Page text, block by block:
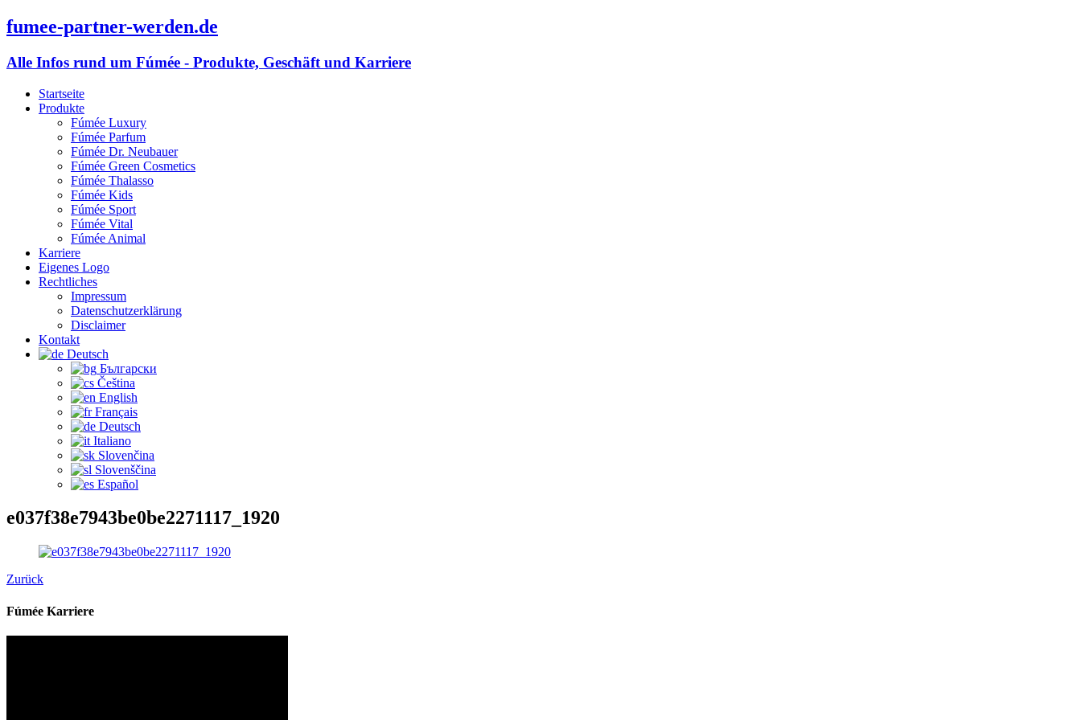
fumee-partner-werden.de
Alle Infos rund um Fúmée - Produkte, Geschäft und Karriere
Startseite
Produkte
Fúmée Luxury
Fúmée Parfum
Fúmée Dr. Neubauer
Fúmée Green Cosmetics
Fúmée Thalasso
Fúmée Kids
Fúmée Sport
Fúmée Vital
Fúmée Animal
Karriere
Eigenes Logo
Rechtliches
Impressum
Datenschutzerklärung
Disclaimer
Kontakt
Deutsch
Български
Čeština‎
English
Français
Deutsch
Italiano
Slovenčina
Slovenščina
Español
e037f38e7943be0be2271117_1920
Zurück
Fúmée Karriere